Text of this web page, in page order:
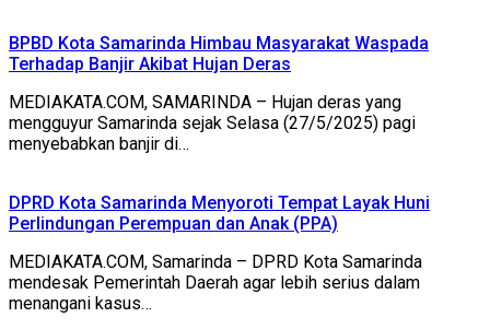
BPBD Kota Samarinda Himbau Masyarakat Waspada
Terhadap Banjir Akibat Hujan Deras
MEDIAKATA.COM, SAMARINDA – Hujan deras yang
mengguyur Samarinda sejak Selasa (27/5/2025) pagi
menyebabkan banjir di…
DPRD Kota Samarinda Menyoroti Tempat Layak Huni
Perlindungan Perempuan dan Anak (PPA)
MEDIAKATA.COM, Samarinda – DPRD Kota Samarinda
mendesak Pemerintah Daerah agar lebih serius dalam
menangani kasus…